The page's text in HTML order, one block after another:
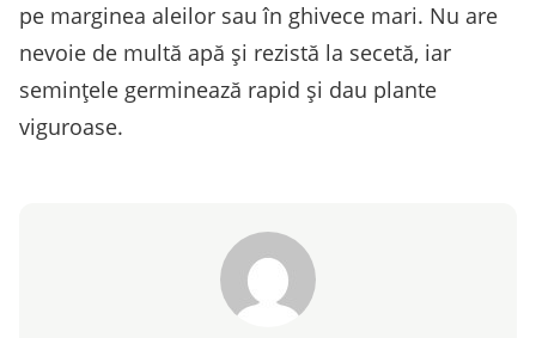
pe marginea aleilor sau în ghivece mari. Nu are
nevoie de multă apă și rezistă la secetă, iar
semințele germinează rapid și dau plante
viguroase.